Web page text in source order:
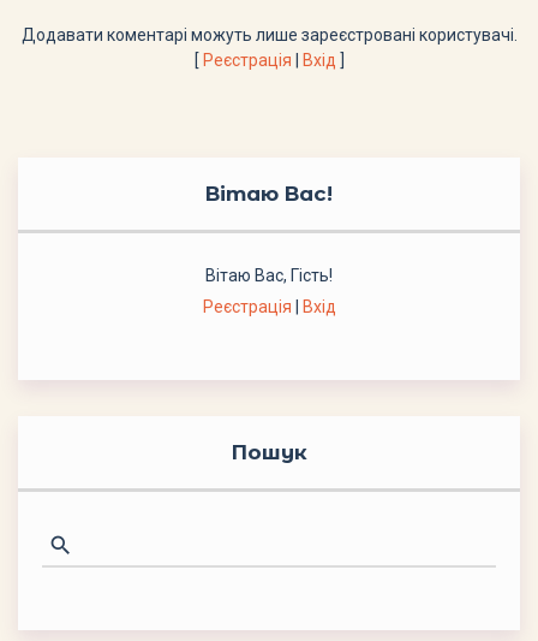
Додавати коментарі можуть лише зареєстровані користувачі.
[ Реєстрація Вхід
Вітаю Вас!
Вітаю Вас, Гість!
Реєстрація
Вхід
Пошук